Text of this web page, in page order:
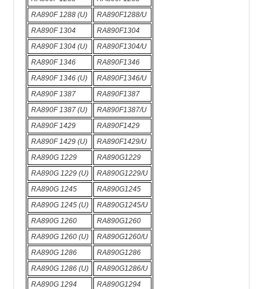
RA890F 1288 (U)
RA890F1288/U
RA890F 1304
RA890F1304
RA890F 1304 (U)
RA890F1304/U
RA890F 1346
RA890F1346
RA890F 1346 (U)
RA890F1346/U
RA890F 1387
RA890F1387
RA890F 1387 (U)
RA890F1387/U
RA890F 1429
RA890F1429
RA890F 1429 (U)
RA890F1429/U
RA890G 1229
RA890G1229
RA890G 1229 (U)
RA890G1229/U
RA890G 1245
RA890G1245
RA890G 1245 (U)
RA890G1245/U
RA890G 1260
RA890G1260
RA890G 1260 (U)
RA890G1260/U
RA890G 1286
RA890G1286
RA890G 1286 (U)
RA890G1286/U
RA890G 1294
RA890G1294